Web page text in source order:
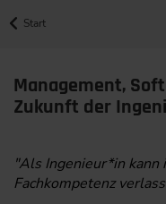
Start
Management,
Zukunft der
"Als Ingenieur*in kann
Fachkompetenz